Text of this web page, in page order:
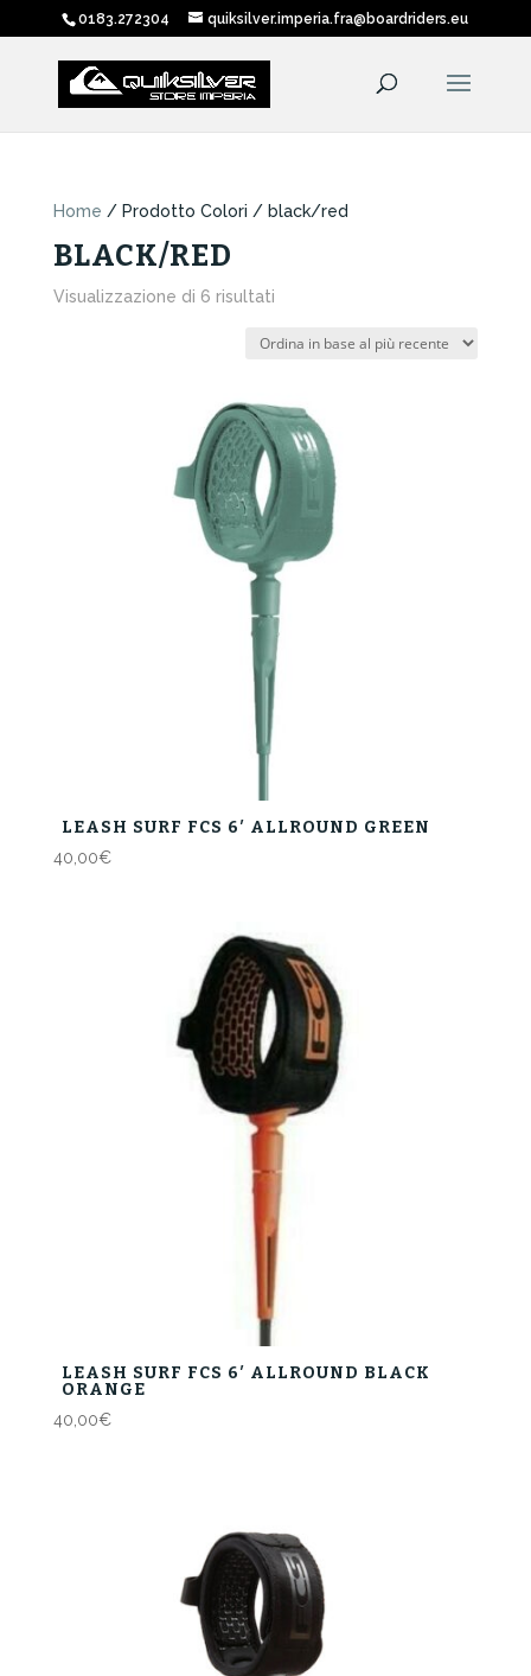
0183.272304 quiksilver.imperia.fra@boardriders.eu
Home / Prodotto Colori / black/red
BLACK/RED
Visualizzazione di 6 risultatiOrdina
base
più
recente
LEASH SURF FCS 6′ ALLROUND GREEN
40,00€
LEASH SURF FCS 6′ ALLROUND BLACK
ORANGE
40,00€